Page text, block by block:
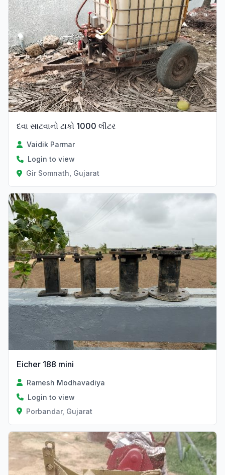
દવા સાટવાનો ટાકો 1000 લીટર
Vaidik Parmar
Login to view
Gir Somnath, Gujarat
Eicher 188 mini
Ramesh Modhavadiya
Login to view
Porbandar, Gujarat